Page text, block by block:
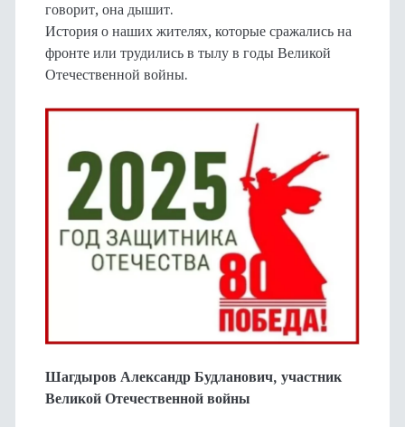
говорит, она дышит.
История о наших жителях, которые сражались на
фронте или трудились в тылу в годы Великой
Отечественной войны.
Шагдыров Александр Будланович, участник
Великой Отечественной войны